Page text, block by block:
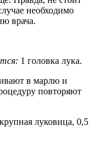
необходимо
врача.
1 головка лука.
в марлю и
повторяют
луковица, 0,5